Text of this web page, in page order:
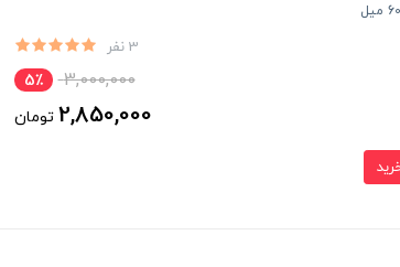
3 نفر
3,000,000 5٪
2,850,000 تومان